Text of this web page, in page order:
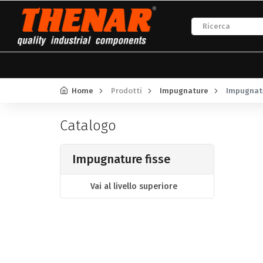
Home Prodotti Impugnature
Catalogo
Impugnature fisse
Vai al livello superiore